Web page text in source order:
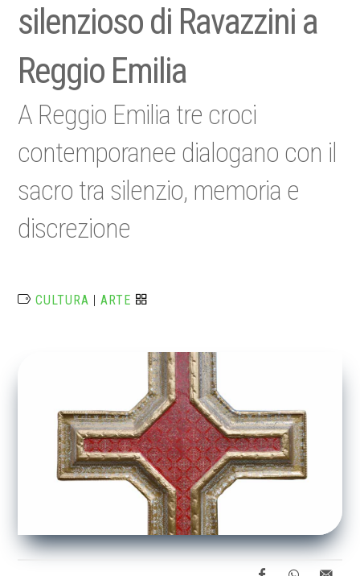
silenzioso di Ravazzini a
Reggio Emilia
A Reggio Emilia tre croci
contemporanee dialogano con il
sacro tra silenzio, memoria e
discrezione
CULTURA |ARTE